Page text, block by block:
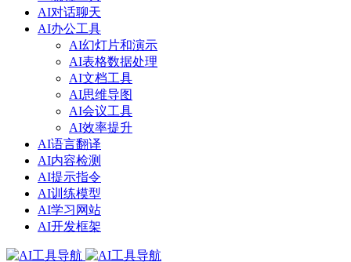
AI对话聊天
AI办公工具
AI幻灯片和演示
AI表格数据处理
AI文档工具
AI思维导图
AI会议工具
AI效率提升
AI语言翻译
AI内容检测
AI提示指令
AI训练模型
AI学习网站
AI开发框架